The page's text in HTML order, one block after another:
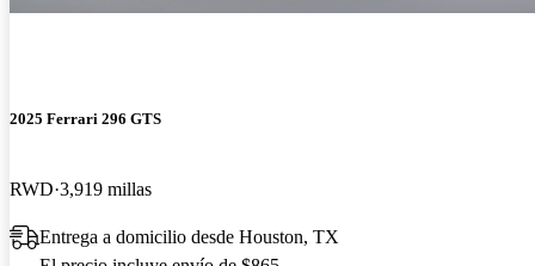
2025 Ferrari 296 GTS
RWD 3,919 millas
Entrega a domicilio desde Houston, TX